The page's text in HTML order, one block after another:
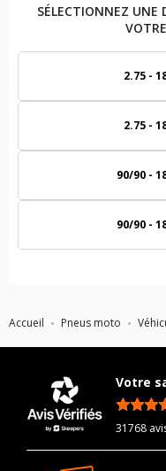
Accueil Pneus moto
SÉLECTIONNEZ UNE
VOTRE
2.75 -
2.75 -
90/90 -
90/90 -
Votre
31768